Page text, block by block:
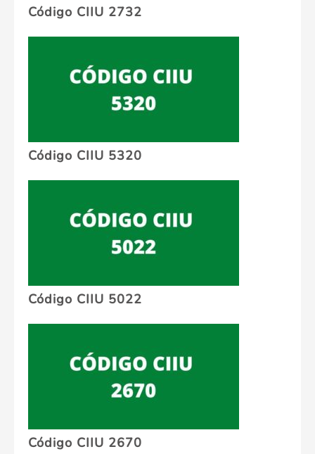
Código CIIU 2732
Código CIIU 5320
Código CIIU 5022
Código CIIU 2670